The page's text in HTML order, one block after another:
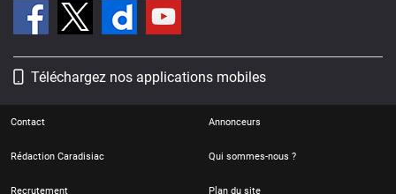
Téléchargez nos applications mobiles
Contact Annonceurs
Rédaction Caradisiac Qui sommes-nous ?
Recrutement Plan du site